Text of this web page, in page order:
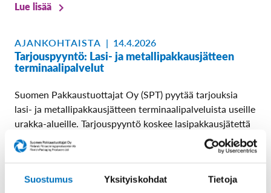
Suostumus Yksityiskohdat Tietoja
Lue lisää
AJANKOHTAISTA | 14.4.2026
Tarjouspyyntö: Lasi- ja metallipakkausjätteen
terminaalipalvelut
Suomen Pakkaustuottajat Oy (SPT) pyytää tarjouksia
lasi- ja metallipakkausjätteen terminaalipalveluista useille
urakka-alueille. Tarjouspyyntö koskee lasipakkausjätettä
sekä kotitalouksista kerättyä metallipakkausjätettä.
Hankinta…
Lue lisää